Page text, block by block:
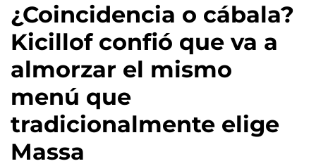
¿Coincidencia o cábala?
Kicillof confió que va a
almorzar el mismo
menú que
tradicionalmente elige
Massa